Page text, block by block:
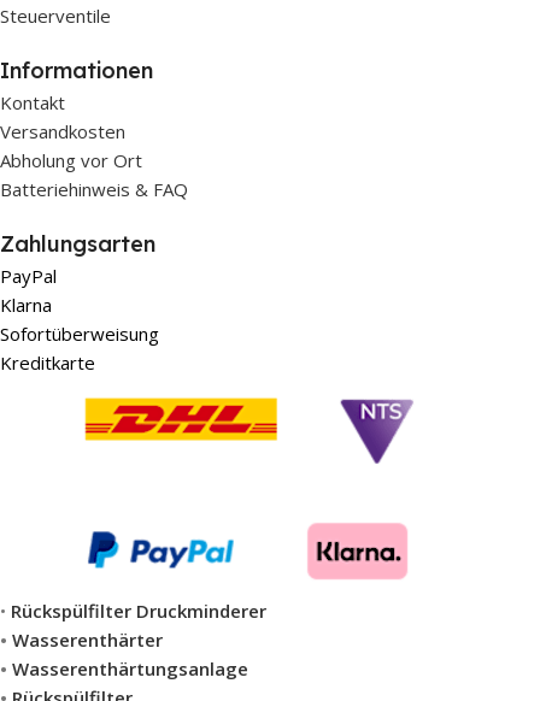
Steuerventile
Informationen
Kontakt
Versandkosten
Abholung vor Ort
Batteriehinweis & FAQ
Zahlungsarten
PayPal
Klarna
Sofortüberweisung
Kreditkarte
• Rückspülfilter Druckminderer
• Wasserenthärter
• Wasserenthärtungsanlage